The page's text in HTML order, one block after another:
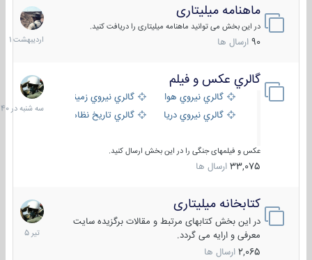
ماهنامه میلیتاری
در این بخش می توانید ماهنامه میلیتاری را دریافت کنید.
90 ارسال ها
30
1401
گالري عكس و فيلم
گالري نيروي هوايي
گالري نيروي زميني
گالري نيروي دريايي
گالري تاریخ نظامی
عکس و فیلمهای جنگی را در این بخش ارسال کنید.
33,075 ارسال ها
سه
شنبه
در
کتابخانه میلیتاری
در این بخش کتابهای مرتبط و مقالات برگزیده سایت
معرفی و ارایه می گردد.
2,065 ارسال ها
16
تیر
1405